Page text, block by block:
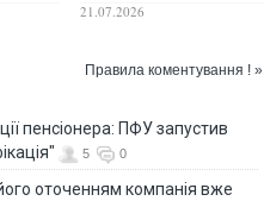
21.07.2026
Правила коментування ! »
пенсіонера: ПФУ запустив
5 0
оточенням компанія вже